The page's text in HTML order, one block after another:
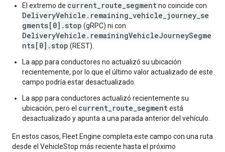
El extremo de current_route_segmentno coincide con
DeliveryVehicle.remaining_vehicle_journey_se
gments[0].stop (gRPC) ni con
DeliveryVehicle.remainingVehicleJourneySegme
nts[0].stop (REST).
La app para conductores no actualizó su ubicación
recientemente, por lo que el último valor actualizado de este
campo podría estar desactualizado.
La app para conductores actualizó recientemente su
ubicación, pero el current_route_segmentestá
desactualizado y apunta a una parada anterior del vehículo.
En estos casos, Fleet Engine completa este campo con una ruta
desde el VehicleStop más reciente hasta el próximo